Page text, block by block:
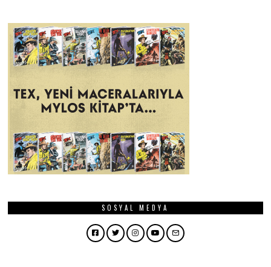
SOSYAL MEDYA
Facebook
TwitterInstagram
YouTubeEmail